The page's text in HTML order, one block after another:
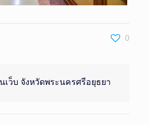
0
เว็บ จังหวัดพระนครศรีอยุธยา